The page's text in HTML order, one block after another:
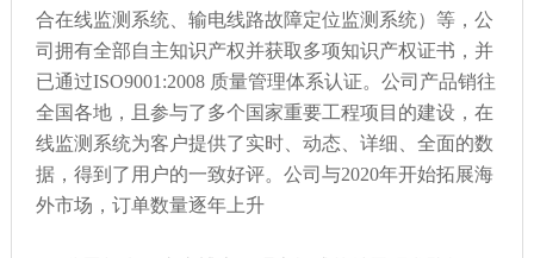
合在线监测系统、输电线路故障定位监测系统）等，公
司拥有全部自主知识产权并获取多项知识产权证书，并
已通过ISO9001:2008 质量管理体系认证。公司产品销往
全国各地，且参与了多个国家重要工程项目的建设，在
线监测系统为客户提供了实时、动态、详细、全面的数
据，得到了用户的一致好评。公司与2020年开始拓展海
外市场，订单数量逐年上升